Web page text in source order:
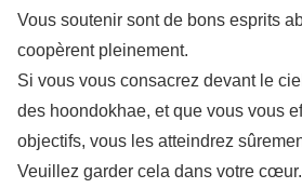
Vous soutenir sont de bons esprits
coopèrent pleinement.
Si vous vous consacrez devant le
des hoondokhae, et que vous vous
objectifs, vous les atteindrez
Veuillez garder cela dans votre cœur.